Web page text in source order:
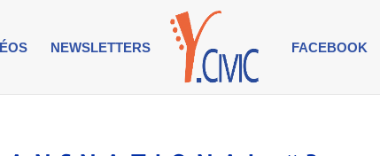
NEWSLETTERS FACEBOOK